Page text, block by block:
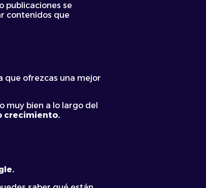
publicaciones se
contenidos que
que ofrezcas una mejor
muy bien a lo largo del
crecimiento.